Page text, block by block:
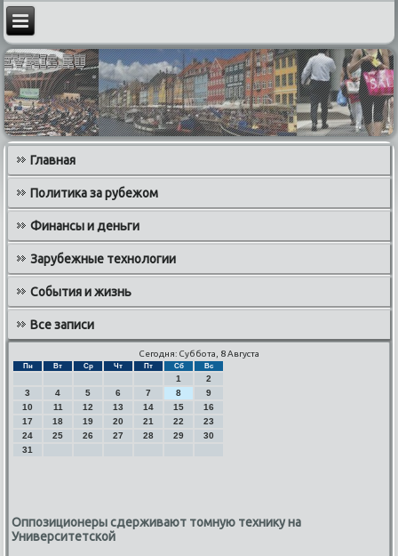
Главная
Политика за рубежом
Финансы и деньги
Зарубежные технологии
События и жизнь
Все записи
Сегодня: Суббота, 8 Августа
Пн Вт Ср Чт Пт Сб Вс
1
2
3
4 5 6 7 8
9
10
11 12 13 14 15
16
17
18 19 20 21 22
23
24
25 26 27 28 29
30
31
Оппозиционеры сдерживают томную технику на
Университетской